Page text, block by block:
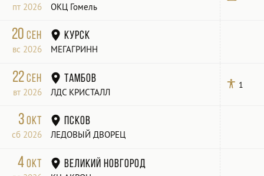
пт 2026 ОКЦ Гомель
20сен
вс 2026
Курск
МЕГАГРИНН
22сен
вт 2026
Тамбов
ЛДС КРИСТАЛЛ
1
3окт
сб 2026
Псков
ЛЕДОВЫЙ ДВОРЕЦ
4окт Великий Новгород